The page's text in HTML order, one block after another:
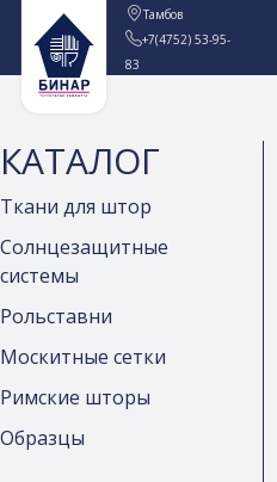
Тамбов
+7(4752) 53-95-
83
КАТАЛОГ
Ткани для штор
Солнцезащитные
системы
Рольставни
Москитные сетки
Римские шторы
Образцы